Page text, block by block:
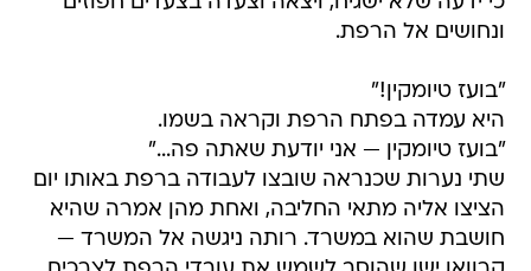
ונחושים אל הרפת.
"בועז טיומקין!"
היא עמדה בפתח הרפת וקראה בשמו.
"בועז טיומקין — אני יודעת שאתה פה..."
שתי נערות שכנראה שובצו לעבודה ברפת באותו יום
הציצו אליה מתאי החליבה, ואחת מהן אמרה שהיא
חושבת שהוא במשרד. רותה ניגשה אל המשרד —